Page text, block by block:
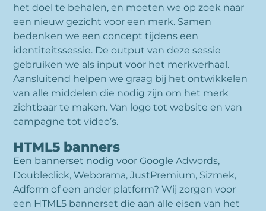
het doel te behalen, en moeten we op zoek naar
een nieuw gezicht voor een merk. Samen
bedenken we een concept tijdens een
identiteitssessie. De output van deze sessie
gebruiken we als input voor het merkverhaal.
Aansluitend helpen we graag bij het ontwikkelen
van alle middelen die nodig zijn om het merk
zichtbaar te maken. Van logo tot website en van
campagne tot video’s.
HTML5 banners
Een bannerset nodig voor Google Adwords,
Doubleclick, Weborama, JustPremium, Sizmek,
Adform of een ander platform? Wij zorgen voor
een HTML5 bannerset die aan alle eisen van het